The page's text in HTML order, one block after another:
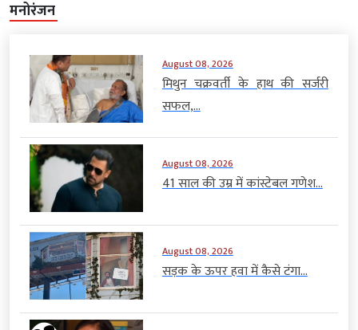
मनोरंजन
August 08, 2026
मिथुन चक्रवर्ती के हाथ की सर्जरी
सफल,...
August 08, 2026
41 साल की उम्र में कांस्टेबल गणेश...
August 08, 2026
सड़क के ऊपर हवा में कैसे टंगा...